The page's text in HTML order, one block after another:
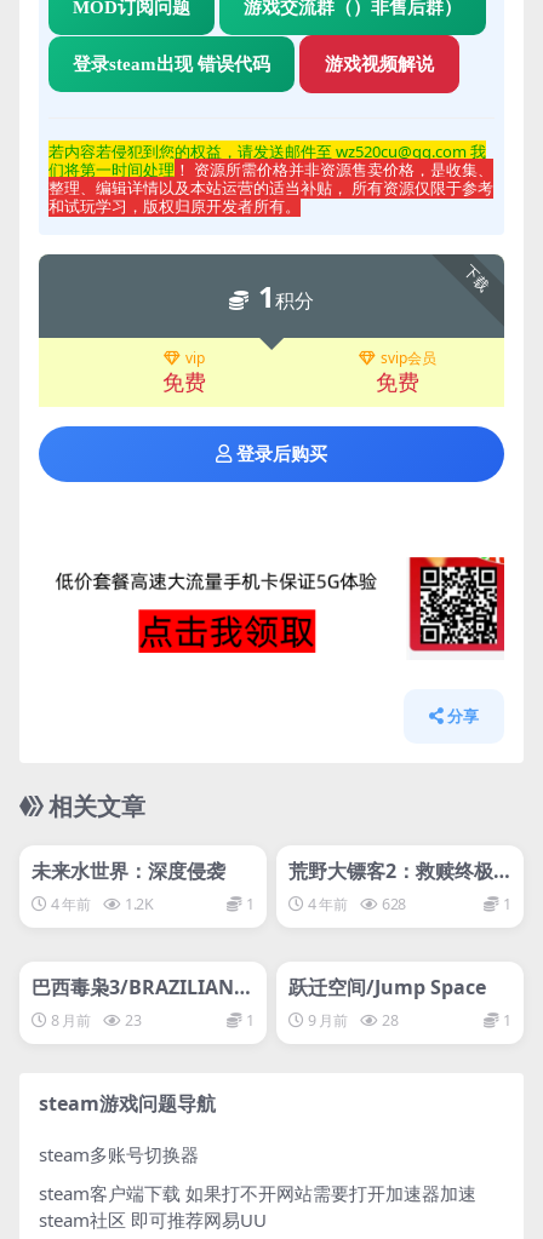
MOD订阅问题 游戏交流群（）非售后群）
登录steam出现 错误代码 游戏视频解说
若内容若侵犯到您的权益，请发送邮件至 wz520cu@qq.com 我
们将第一时间处理 ！ 资源所需价格并非资源售卖价格，是收集、
整理、编辑详情以及本站运营的适当补贴， 所有资源仅限于参考
和试玩学习，版权归原开发者所有。
下载
1积分
vip
免费
svip会员
免费
登录后购买
分享
相关文章
网盘下载游戏
未来水世界：深度侵袭
4 年前 1.2K 1
网盘下载游戏
荒野大镖客2：救赎终极
版/Red Dead Redempti
on 2: Ultimate Edition
4 年前 628 1
网盘下载游戏
巴西毒枭3/BRAZILIAN D
RUG DEALER 3
8 月前 23 1
网盘下载游戏
跃迁空间/Jump Space
9 月前 28 1
steam游戏问题导航
steam多账号切换器
steam客户端下载 如果打不开网站需要打开加速器加速
steam社区 即可推荐网易UU